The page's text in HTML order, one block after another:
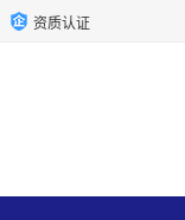
资质认证